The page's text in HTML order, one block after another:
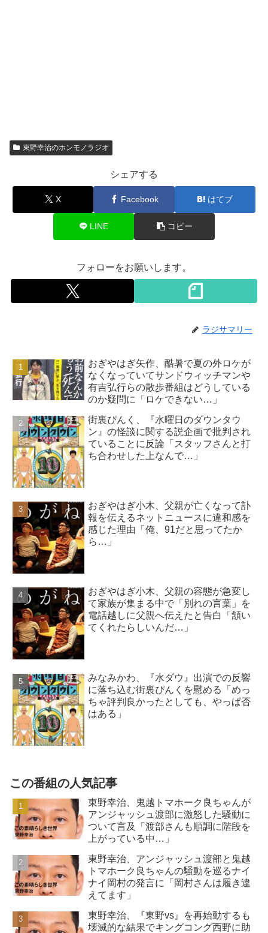
東野幸治のホンモノラジオ
シェアする
X Facebook はてブ
LINE コピー
フォローをお願いします。
ラジサマリー
おぎやはぎ矢作、酷暑で夏の外ロケが
なくなっていてサンドウィッチマンや
有吉弘行らの散歩番組はどうしている
のか疑問に「ロケできない…」
街裏ぴんく、『水曜日のダウンタウ
ン』の怪談に関する説企画で批判され
ていることに反論「スタッフさんと打
ち合わせした上なんで…」
おぎやはぎ小木、父親が亡くなって訃
報を伝えるネットニュースに違和感を
感じた理由「俺、91だと思ってたか
ら…」
おぎやはぎ小木、父親の容態が急変し
て家族が集まる中で「別れの言葉」を
電話越しに父親へ伝えたと告白「頷い
てくれたらしいんだ…」
みなみかわ、『水ダウ』出演での反響
に落ち込む街裏ぴんくを慰める「めっ
ちゃ評判良かったとしても、やっぱ否
はある」
この番組の人気記事
東野幸治、鬼越トマホーク良ちゃんが
アンジャッシュ渡部に激怒した騒動に
ついて言及「渡部さんも順調に階段を
上がっている中…」
東野幸治、アンジャッシュ渡部と鬼越
トマホーク良ちゃんの騒動を巡るナイ
ナイ岡村の発言に「岡村さんは履き違
えてます」
東野幸治、『東野vs』を再始動するも
壊滅的な結果でキングコング西野に助